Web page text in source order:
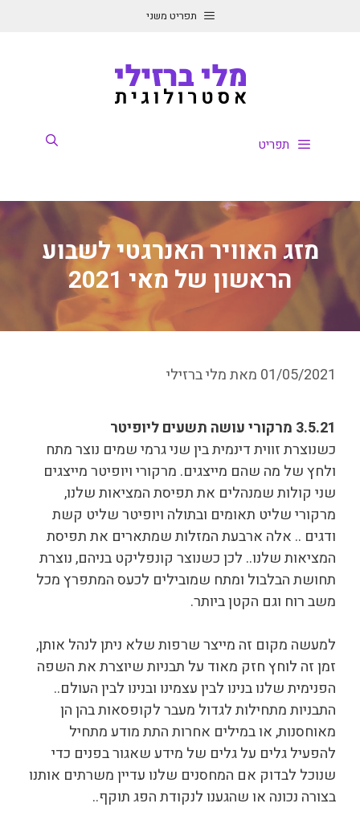
תפריט משני
תפריט
מזג האוויר האנרגטי לשבוע
הראשון של מאי 2021
01/05/2021 מאתמלי ברזילי
3.5.21 מרקורי עושה תשעים ליופיטר
כשנוצרת זווית דינמית בין שני גרמי שמים נוצר מתח
ולחץ של מה שהם מייצגים. מרקורי ויופיטר מייצגים
שני קולות שמנהלים את תפיסת המציאות שלנו,
מרקורי שליט תאומים ובתולה ויופיטר שליט קשת
ודגים .. אלה ארבעת המזלות שמתארים את תפיסת
המציאות שלנו.. לכן כשנוצר קונפליקט בניהם, נוצרת
תחושת הבלבול ומתח שמובילים לכעס המתפרץ מכל
משב רוח וגם הקטן ביותר.
למעשה מקום זה מייצר שרפות שלא ניתן לנהל אותן,
זמן זה לוחץ חזק מאוד על תבניות שיוצרת את השפה
הפנימית שלנו בנינו לבין עצמינו ובנינו לבין העולם..
התבניות מתחילות לגדול מעבר לקופסאות בהן הן
מאוחסנות, או במילים אחרות התת מודע מתחיל
להפעיל גלים על גלים של מידע שאגור בפנים כדי
שנוכל לבדוק אם המחסנים שלנו עדיין משרתים אותנו
בצורה נכונה או שהגענו לנקודת הפג תוקף..